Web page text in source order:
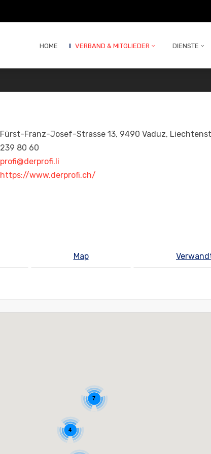
HOME VERBAND & MITGLIEDER DIENSTE
Fürst-Franz-Josef-Strasse 13, 9490 Vaduz,
239 80 60
profi@derprofi.li
https://www.derprofi.ch/
Map
4
7